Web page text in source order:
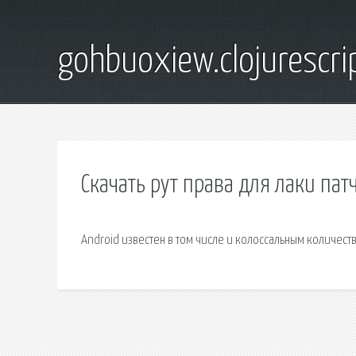
Скачать рут права для лаки
Android известен в том числе и колоссальным